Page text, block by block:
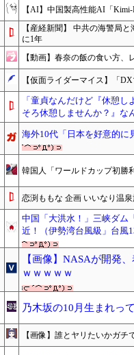
【AI】中国製高性能AI「
【産経新聞】 中共の海警局
に1年
【動画】春奈の飯の食い方
【仮面ライダーマイス】「
「童貞なんだけど『休憩
そろ休憩しませんか？』な
海外10代「日本を好意的に
韓国人「ワールドカップ初勝
恋渕ももな 企画 いいなり温
中国「大洪水！」三峡ダム
近！（伊勢湾台風級」台風
【画像】NASAが開発
ｗｗｗｗｗ
乃木坂の10月生まれっ
【画像】誰とヤリたいかガ